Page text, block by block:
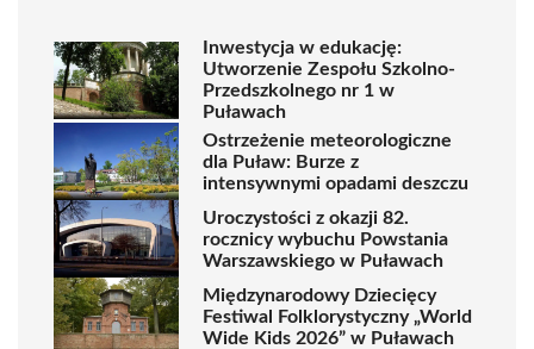
Inwestycja w edukację:
Utworzenie Zespołu Szkolno-
Przedszkolnego nr 1 w
Puławach
Ostrzeżenie meteorologiczne
dla Puław: Burze z
intensywnymi opadami deszczu
Uroczystości z okazji 82.
rocznicy wybuchu Powstania
Warszawskiego w Puławach
Międzynarodowy Dziecięcy
Festiwal Folklorystyczny „World
Wide Kids 2026” w Puławach